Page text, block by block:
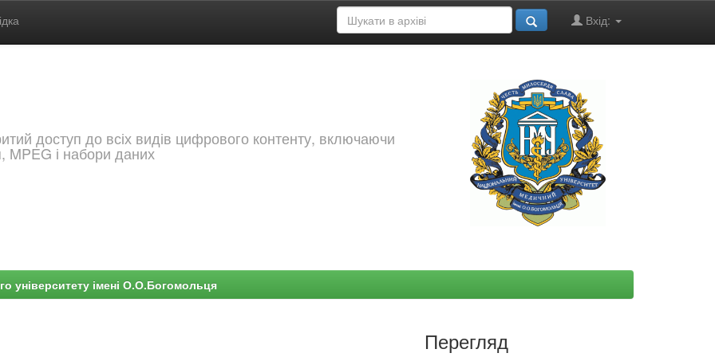
Вхід:
доступ до всіх видів цифрового контенту, включаючи
MPEG і набори даних
університету імені О.О.Богомольця
Перегляд